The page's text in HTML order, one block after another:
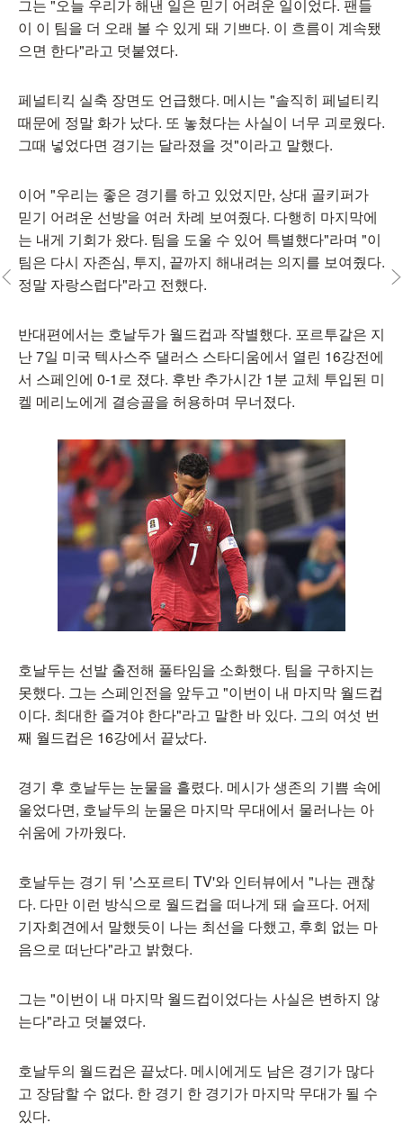
그는 "오늘 우리가 해낸 일은 믿기 어려운 일이었다. 팬들
이 이 팀을 더 오래 볼 수 있게 돼 기쁘다. 이 흐름이 계속됐
으면 한다"라고 덧붙였다.
페널티킥 실축 장면도 언급했다. 메시는 "솔직히 페널티킥
때문에 정말 화가 났다. 또 놓쳤다는 사실이 너무 괴로웠다.
그때 넣었다면 경기는 달라졌을 것"이라고 말했다.
이어 "우리는 좋은 경기를 하고 있었지만, 상대 골키퍼가
믿기 어려운 선방을 여러 차례 보여줬다. 다행히 마지막에
는 내게 기회가 왔다. 팀을 도울 수 있어 특별했다"라며 "이
팀은 다시 자존심, 투지, 끝까지 해내려는 의지를 보여줬다.
정말 자랑스럽다"라고 전했다.
반대편에서는 호날두가 월드컵과 작별했다. 포르투갈은 지
난 7일 미국 텍사스주 댈러스 스타디움에서 열린 16강전에
서 스페인에 0-1로 졌다. 후반 추가시간 1분 교체 투입된 미
켈 메리노에게 결승골을 허용하며 무너졌다.
호날두는 선발 출전해 풀타임을 소화했다. 팀을 구하지는
못했다. 그는 스페인전을 앞두고 "이번이 내 마지막 월드컵
이다. 최대한 즐겨야 한다"라고 말한 바 있다. 그의 여섯 번
째 월드컵은 16강에서 끝났다.
경기 후 호날두는 눈물을 흘렸다. 메시가 생존의 기쁨 속에
울었다면, 호날두의 눈물은 마지막 무대에서 물러나는 아
쉬움에 가까웠다.
호날두는 경기 뒤 '스포르티 TV'와 인터뷰에서 "나는 괜찮
다. 다만 이런 방식으로 월드컵을 떠나게 돼 슬프다. 어제
기자회견에서 말했듯이 나는 최선을 다했고, 후회 없는 마
음으로 떠난다"라고 밝혔다.
그는 "이번이 내 마지막 월드컵이었다는 사실은 변하지 않
는다"라고 덧붙였다.
호날두의 월드컵은 끝났다. 메시에게도 남은 경기가 많다
고 장담할 수 없다. 한 경기 한 경기가 마지막 무대가 될 수
있다.